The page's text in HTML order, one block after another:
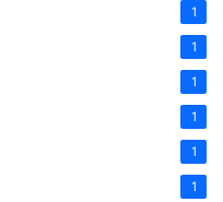
1
1
1
1
1
1